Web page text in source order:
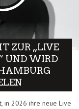
ZUR „LIVE
UND WIRD
in 2026 ihre neue Live